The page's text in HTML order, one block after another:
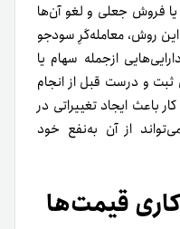
فروش جعلی و لغو آن‌ها
روش، معامله‌گرِ سودجو
از‌جمله سهام یا
ثبت و درست قبل از انجام
باعث ایجاد تغییراتی در
از آن به‌نفع خود
قیمت‌ها